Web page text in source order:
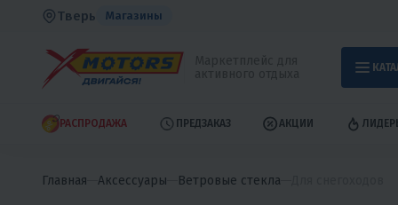
Тверь Магазины
РАСПРОДАЖА ПРЕДЗАКАЗ АКЦИИ
Главная Аксессуары Ветровые стекла